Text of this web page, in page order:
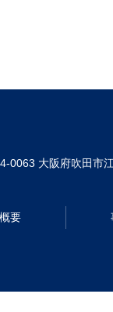
0063 大阪府吹田市
要